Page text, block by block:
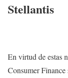
Stellantis
En virtud de estas
Consumer